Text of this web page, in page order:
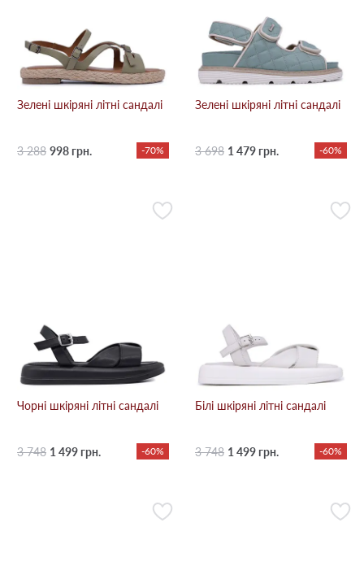
Зелені шкіряні літні сандалі
3 288 998 грн. -70%
Зелені шкіряні літні сандалі
3 698 1 479 грн. -60%
Чорні шкіряні літні сандалі
3 748 1 499 грн. -60%
Білі шкіряні літні сандалі
3 748 1 499 грн. -60%